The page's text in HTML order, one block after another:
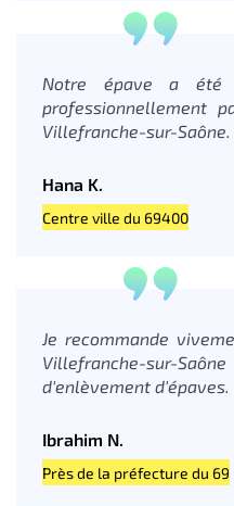
Notre épave a été
professionnellement
Villefranche-sur-Saône.
Hana K.
Centre ville du 69400
Je recommande
Villefranche-sur-
d'enlèvement d'épaves.
Ibrahim N.
Près de la préfecture du 69